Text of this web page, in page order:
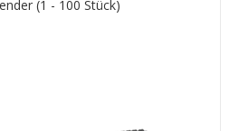
(1 - 100 Stück)